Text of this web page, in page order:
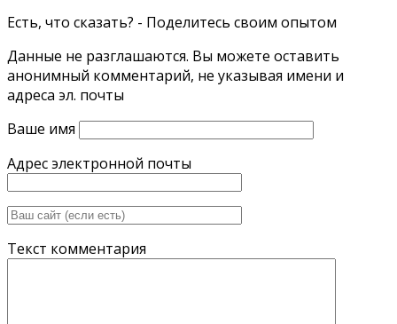
Есть, что сказать? - Поделитесь своим опытом
Данные не разглашаются. Вы можете оставить
анонимный комментарий, не указывая имени и
адреса эл. почты
Ваше имя
Адрес электронной почты
Текст комментария